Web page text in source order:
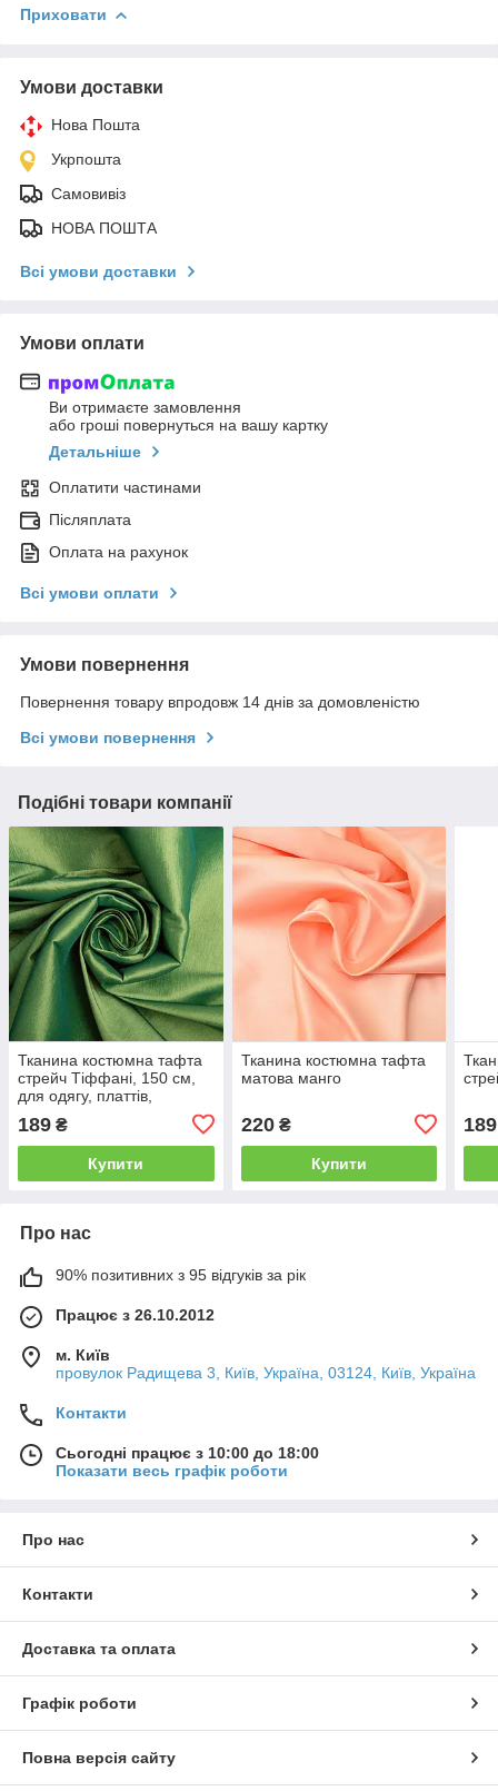
Приховати
Умови доставки
Нова Пошта
Укрпошта
Самовивіз
НОВА ПОШТА
Всі умови доставки
Умови оплати
Ви отримаєте замовлення
або гроші повернуться на вашу картку
Детальніше
Оплатити частинами
Післяплата
Оплата на рахунок
Всі умови оплати
Умови повернення
Повернення товару впродовж 14 днів за домовленістю
Всі умови повернення
Подібні товари компанії
Тканина костюмна тафта
стрейч Тіффані, 150 см,
для одягу, платтів,
костюмів, спідниць олива
189 ₴
Купити
Тканина костюмна тафта
матова манго
220₴
Купити
189
Про нас
90% позитивних з 95 відгуків за рік
Працює з 26.10.2012
м. Київ
провулок Радищева 3, Київ, Україна, 03124, Київ, Україна
Контакти
Сьогодні працює з 10:00 до 18:00
Показати весь графік роботи
Про нас
Контакти
Доставка та оплата
Графік роботи
Повна версія сайту